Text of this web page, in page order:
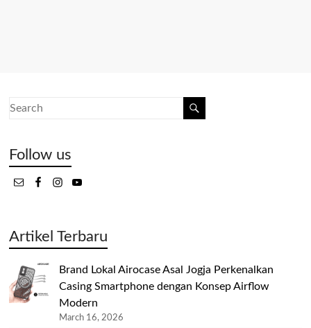
Follow us
Artikel Terbaru
Brand Lokal Airocase Asal Jogja Perkenalkan
Casing Smartphone dengan Konsep Airflow
Modern
March 16, 2026